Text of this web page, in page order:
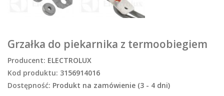
Grzałka do piekarnika z termoobiegiem
Producent: ELECTROLUX
Kod produktu: 3156914016
Dostępność: Produkt na zamówienie (3 - 4 dni)